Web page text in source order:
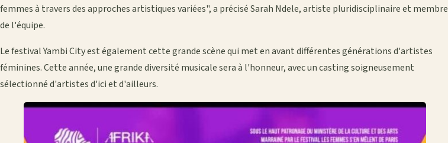
femmes à travers des approches artistiques variées", a précisé Sarah Ndele, artiste pluridisciplinaire et membre
de l'équipe.
Le festival Yambi City est également cette grande scène qui met en avant différentes générations d'artistes
féminines. Cette année, une grande diversité musicale sera à l'honneur, avec un casting soigneusement
sélectionné d'artistes d'ici et d'ailleurs.